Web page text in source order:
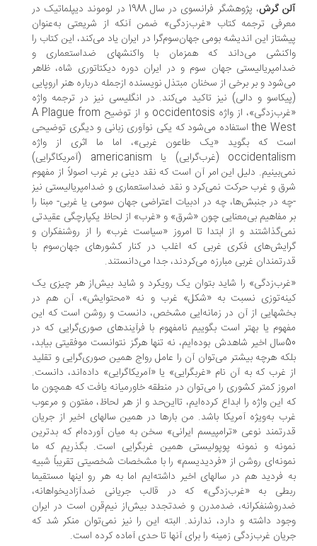
گرش
، پژوهشگر فرانسوی در سال 1988 در لوموند دیپلماتیک در
ترجمه کتاب «غرب‌زدگی» ضمن آنکه از شریعتی به‌‏عنوان
این اندیشه بومی جهان‌سوم‏‌گرا در ایران یاد می‏‌کند، این کتاب را
می‏‌داند که همزمان با واکنش‏های ضداستعماری و
جهان سوم و در ایران دوره دیکتاتوری شاه، ظاهر
و بر برخی از سخنان مبتذل نویسنده ازجمله درباره هنر اروپایی
و دالی) نیز تاکید می‏‌کند. در انگلیسی نیز در ترجمه واژه
«غرب‌زدگی»، از واژه occidentosis و از توضيح A Plague from
the West استفاده می‏‌شود که یکی نوآوری زبانی و دیگری توضیحی
که بگوید «یک طاعون غربی»، اما ما اثری از واژه
occidentalism (غرب‌گرایی) یا americanism (آمریکاگرایی)
دلیل این امر آن است که نقد دینی بر غرب اصولاً از مفهوم
و غرب حرکت نمی‏‌کرد و نقد ضداستعماری و ضدامپریالیستی نیز
در جنبش‌‏ها، چه در ادبیات اعتراضی جهان سومی یا غربی- مبنا را
مفاهیم بی‏‌معنایی چون «شرق» و «غرب» از لحاظ یکپارچگی عقیدتی
و از ابتدا تا امروز «سیاست غرب» را از روشنفکران و
فکری غربی که اغلب در کنار کشورهای جهان‌سوم با
غربی مبارزه می‏‌کردند، جدا می‏‌دانستند.
را شاید بتوان یک رویکرد و شاید بیش‌از هر چیزی یک
نسبت به «شکل» غرب و نه «محتوایش»، آن‏ هم در
از آن در زمان‏ه‌ایی مشخص، دانست و روشن است که این
یا بهتر است بگوییم نامفهوم با فرآیندهای صوری‏‏‌گرایی که در
50سال اخیر شاهدش بوده‌‏ایم، نه ‏تنها هرگز نتوانست موفقیتی بیابد،
هرچه بیشتر می‌‏توان آن را عامل رواج همین صوری‏‌گرایی و تقلید
غرب که به آن نام «غرب‏گرایی» یا «آمریکا‏‏گرایی» داده‌‏اند، دانست.
کمتر کشوری را می‌‏توان در منطقه خاورمیانه یافت که همچون ما
این واژه را ابداع کرده‏‌ایم، تااین‌حد و از هر لحاظ، مفتون و مرعوب
به‏‌ویژه آمریکا باشد. من بارها در همین سال‏های اخیر از جریان
نوعی «ترامپیسم ایرانی» سخن به میان آورده‌‏ام که بدترین
و نمونه پوپولیستی همین غرب‏گرایی است. بگذریم که ما
روشن از «فردیدیسم» را با مشخصات شخصیتی تقریباً شبیه
فردید هم در سال‏های اخیر داشته‏‌ایم اما به‏ هر رو این‏ها مستقیما
به «غرب‌زدگی» که در قالب جریانی ضدآزادی‏خواهانه‏،
ضدمدرن و ضدتجدد بیش‌از نیم‌قرن است در ایران
داشته و دارد، ندارند. البته این را نیز نمی‌‏توان منکر شد که
غرب‌زدگی زمینه را برای آنها تا حدی آماده کرده است.